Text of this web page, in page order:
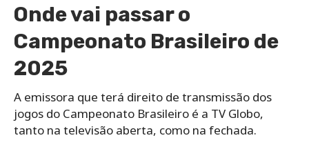
Onde vai passar o
Campeonato Brasileiro de
2025
A emissora que terá direito de transmissão dos
jogos do Campeonato Brasileiro é a TV Globo,
tanto na televisão aberta, como na fechada.